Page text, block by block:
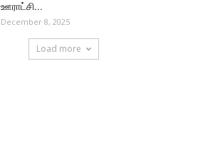
ஊராட்சி...
December 8, 2025
Load more